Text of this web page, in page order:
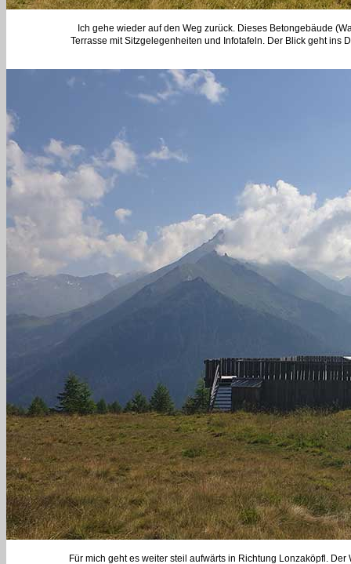
Ich gehe wieder auf den Weg zurück. Dieses Betongebäude
Terrasse mit Sitzgelegenheiten und Infotafeln. Der Blick geht ins
Für mich geht es weiter steil aufwärts in Richtung Lonzaköpfl.